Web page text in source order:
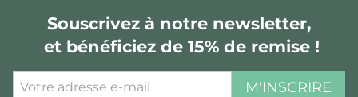
Souscrivez à notre newsletter,
et bénéficiez de 15% de remise !
M'INSCRIRE